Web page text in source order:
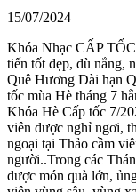
15/07/2024
Khóa Nhạc CẤP
tiến tốt đẹp, dù nắng,
Quê Hương Dài hạn
tốc mùa Hè tháng 7
Khóa Hè Cấp tốc 7/
viên được nghỉ ngơi,
ngoại tại Thảo cầm
người..Trong các
được món quà lớn,